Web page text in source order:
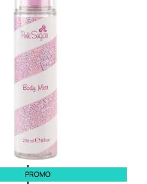
(0)
58,00€
43,50€
ESAURITO
PROMO
PROMO